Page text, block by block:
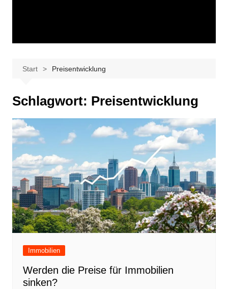
Start Preisentwicklung
Schlagwort: Preisentwicklung
Immobilien
Werden die Preise für Immobilien
sinken?